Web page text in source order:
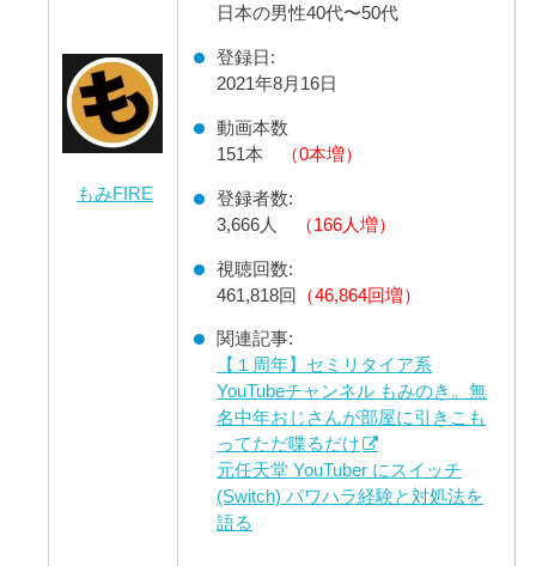
もみFIRE
日本の男性40代〜50代
登録日:
2021年8月16日
動画本数
151本
（0本増）
登録者数:
3,666人
（166人増）
視聴回数:
461,818回
（46,864回増）
関連記事:
【１周年】セミリタイア系
YouTubeチャンネル もみのき。無
名中年おじさんが部屋に引きこも
ってただ喋るだけ
元任天堂 YouTuber にスイッチ
(Switch) パワハラ経験と対処法を
語る